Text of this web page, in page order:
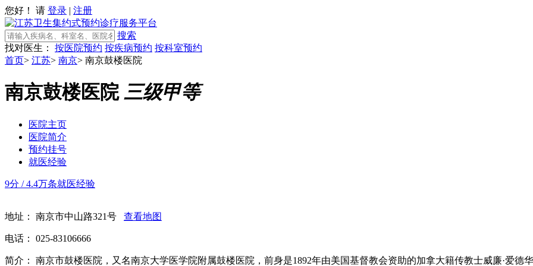
您好！ 请 登录 | 注册
搜索
找对医生：
按医院预约 按疾病预约 按科室预约
首页> 江苏> 南京> 南京鼓楼医院
南京鼓楼医院 三级甲等
医院主页
医院简介
预约挂号
就医经验
9分 / 4.4万条就医经验
地址： 南京市中山路321号 查看地图
电话： 025-83106666
简介： 南京市鼓楼医院，又名南京大学医学院附属鼓楼医院，前身是1892年由美国基督教会资助的加拿大籍传教士威廉·爱德